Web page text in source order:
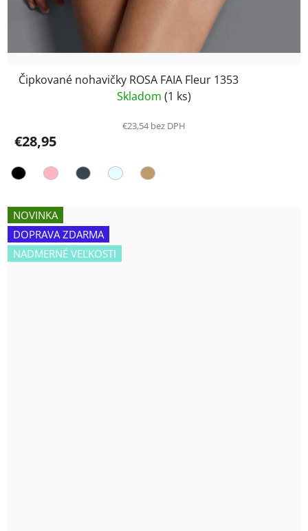
Čipkované nohavičky ROSA FAIA Fleur 1353
Skladom (1 ks)
€23,54 bez DPH
€28,95
NOVINKA
DOPRAVA ZDARMA
NADMERNÉ VEĽKOSTI